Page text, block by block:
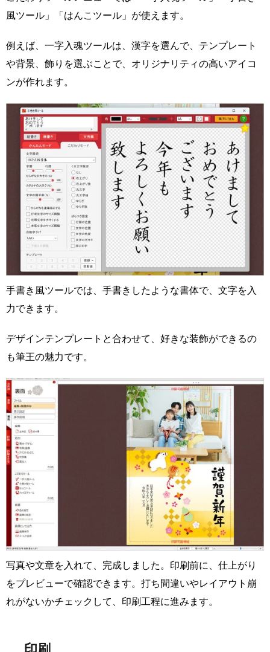
風ツール」「はんこツール」が使えます。
例えば、一字入魂ツールは、漢字を選んで、テンプレート
や背景、飾りを選ぶことで、オリジナリティの高いアイコ
ンが作れます。
手書き風ツールでは、手書きしたような書体で、文字を入
力できます。
デザインテンプレートと合わせて、好きな装飾ができるの
も筆王の魅力です。
写真や文章を入れて、完成しました。印刷前に、仕上がり
をプレビューで確認できます。打ち間違いやレイアウト崩
れがないかチェックして、印刷工程に進みます。